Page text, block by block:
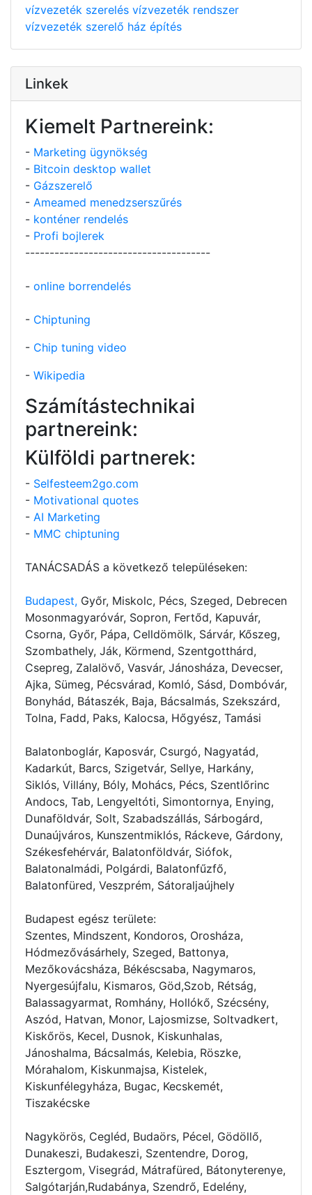
vízvezeték szerelés vízvezeték rendszer
vízvezeték szerelő ház építés
Linkek
Kiemelt Partnereink:
- Marketing ügynökség
- Bitcoin desktop wallet
- Gázszerelő
- Ameamed menedzserszűrés
- konténer rendelés
- Profi bojlerek
--------------------------------------
- online borrendelés
- Chiptuning
- Chip tuning video
- Wikipedia
Számítástechnikai
partnereink:
Külföldi partnerek:
- Selfesteem2go.com
- Motivational quotes
- AI Marketing
- MMC chiptuning
TANÁCSADÁS a következő településeken:
Budapest, Győr, Miskolc, Pécs, Szeged, Debrecen
Mosonmagyaróvár, Sopron, Fertőd, Kapuvár,
Csorna, Győr, Pápa, Celldömölk, Sárvár, Kőszeg,
Szombathely, Ják, Körmend, Szentgotthárd,
Csepreg, Zalalövő, Vasvár, Jánosháza, Devecser,
Ajka, Sümeg, Pécsvárad, Komló, Sásd, Dombóvár,
Bonyhád, Bátaszék, Baja, Bácsalmás, Szekszárd,
Tolna, Fadd, Paks, Kalocsa, Hőgyész, Tamási
Balatonboglár, Kaposvár, Csurgó, Nagyatád,
Kadarkút, Barcs, Szigetvár, Sellye, Harkány,
Siklós, Villány, Bóly, Mohács, Pécs, Szentlőrinc
Andocs, Tab, Lengyeltóti, Simontornya, Enying,
Dunaföldvár, Solt, Szabadszállás, Sárbogárd,
Dunaújváros, Kunszentmiklós, Ráckeve, Gárdony,
Székesfehérvár, Balatonföldvár, Siófok,
Balatonalmádi, Polgárdi, Balatonfűzfő,
Balatonfüred, Veszprém, Sátoraljaújhely
Budapest egész területe:
Szentes, Mindszent, Kondoros, Orosháza,
Hódmezővásárhely, Szeged, Battonya,
Mezőkovácsháza, Békéscsaba, Nagymaros,
Nyergesújfalu, Kismaros, Göd,Szob, Rétság,
Balassagyarmat, Romhány, Hollókő, Szécsény,
Aszód, Hatvan, Monor, Lajosmizse, Soltvadkert,
Kiskőrös, Kecel, Dusnok, Kiskunhalas,
Jánoshalma, Bácsalmás, Kelebia, Röszke,
Mórahalom, Kiskunmajsa, Kistelek,
Kiskunfélegyháza, Bugac, Kecskemét,
Tiszakécske
Nagykörös, Cegléd, Budaörs, Pécel, Gödöllő,
Dunakeszi, Budakeszi, Szentendre, Dorog,
Esztergom, Visegrád, Mátrafüred, Bátonyterenye,
Salgótarján,Rudabánya, Szendrő, Edelény,